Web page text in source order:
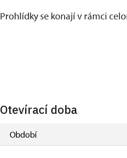
Prohlídky se konají v rámci
Otevírací doba
Období